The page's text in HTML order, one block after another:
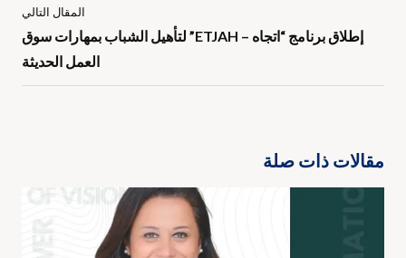
المقال التالي
إطلاق برنامج “اتجاه – ETJAH” لتأهيل الشباب بمهارات سوق
العمل الحديثة
مقالات ذات صلة